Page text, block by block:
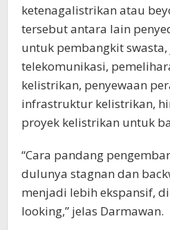
ketenagalistrikan atau
tersebut antara lain
untuk pembangkit
telekomunikasi,
kelistrikan, penyewaan
infrastruktur kelistrikan,
proyek kelistrikan untuk
“Cara pandang
dulunya stagnan dan
menjadi lebih ekspansif,
looking,” jelas Darmawan.